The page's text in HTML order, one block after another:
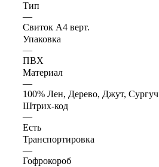
Тип
—
Свиток А4 верт.
Упаковка
—
ПВХ
Материал
—
100% Лен, Дерево, Джут, Сургуч
Штрих-код
—
Есть
Транспортировка
—
Гофрокороб